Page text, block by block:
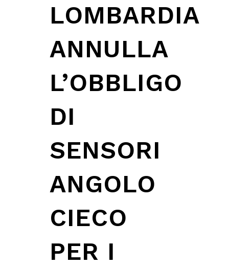
LOMBARDIA
ANNULLA
L’OBBLIGO
DI
SENSORI
ANGOLO
CIECO
PER I